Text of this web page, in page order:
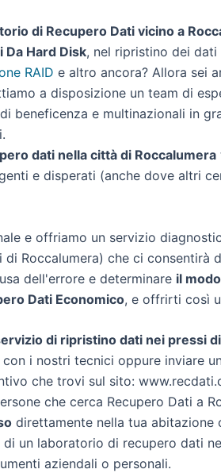
di Recupero Dati vicino a
Hard Disk, nel ripristino dei dati
RAID e altro ancora? Allora sei
a disposizione un team di
beneficenza e multinazionali in
dati nella città di Roccalumera
e disperati (anche dove altri
e offriamo un servizio
Roccalumera) che ci consentirà
dell'errore e determinare il
Dati Economico, e offrirti così
di ripristino dati nei pressi
i nostri tecnici oppure inviare
che trovi sul sito:
che cerca Recupero Dati a
direttamente nella tua abitazione
di un laboratorio di recupero dati
aziendali o personali.